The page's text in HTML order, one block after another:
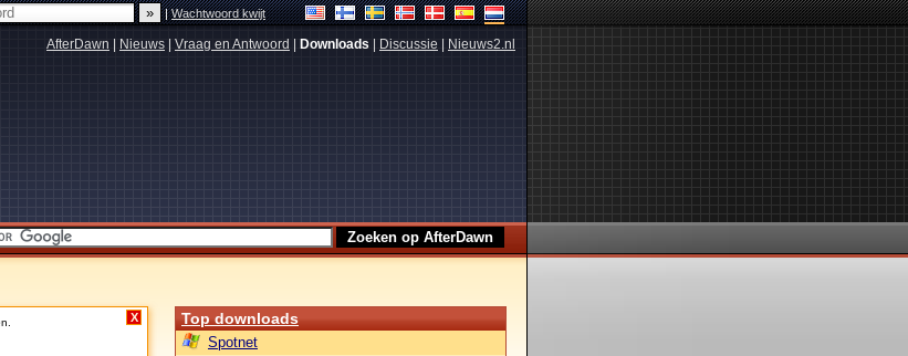
|Wachtwoord kwijt
AfterDawn Nieuws Vraag en Antwoord Downloads Discussie Nieuws2.nl
X Top downloads
Spotnet